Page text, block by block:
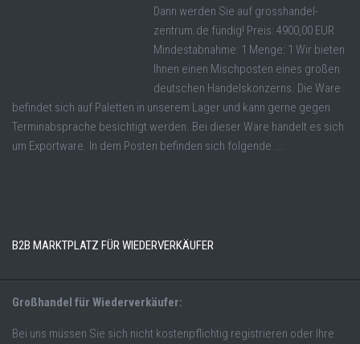
Dann werden Sie auf grosshandel-
zentrum.de fündig! Preis: 4900,00 EUR
Mindestabnahme: 1 Menge: 1 Wir bieten
Ihnen einen Mischposten eines großen
deutschen Handelskonzerns. Die Ware
befindet sich auf Paletten in unserem Lager und kann gerne gegen
Terminabsprache besichtigt werden. Bei dieser Ware handelt es sich
um Exportware. In dem Posten befinden sich folgende ...
B2B MARKTPLATZ FÜR WIEDERVERKÄUFER
Großhandel für Wiederverkäufer:
Bei uns müssen Sie sich nicht kostenpflichtig registrieren oder Ihre